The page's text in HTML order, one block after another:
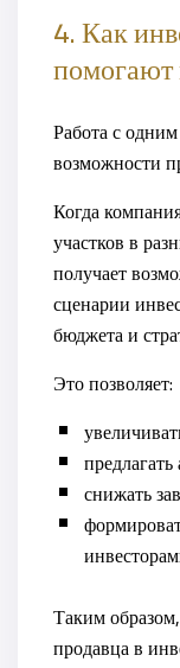
4. Как
помогают
Работа с
возможности
Когда
участков в
получает
сценарии
бюджета и
Это позволяет:
снижать
Таким
продавца в